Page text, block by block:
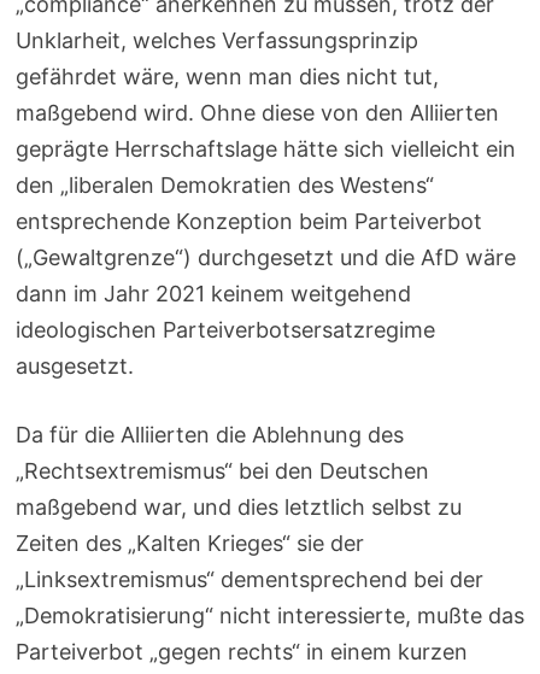
Unklarheit, welches Verfassungsprinzip
gefährdet wäre, wenn man dies nicht tut,
maßgebend wird. Ohne diese von den Alliierten
geprägte Herrschaftslage hätte sich vielleicht ein
den „liberalen Demokratien des Westens“
entsprechende Konzeption beim Parteiverbot
(„Gewaltgrenze“) durchgesetzt und die AfD wäre
dann im Jahr 2021 keinem weitgehend
ideologischen Parteiverbotsersatzregime
ausgesetzt.
Da für die Alliierten die Ablehnung des
„Rechtsextremismus“ bei den Deutschen
maßgebend war, und dies letztlich selbst zu
Zeiten des „Kalten Krieges“ sie der
„Linksextremismus“ dementsprechend bei der
„Demokratisierung“ nicht interessierte, mußte das
Parteiverbot „gegen rechts“ in einem kurzen